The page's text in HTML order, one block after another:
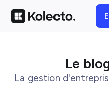
Le
La gestion